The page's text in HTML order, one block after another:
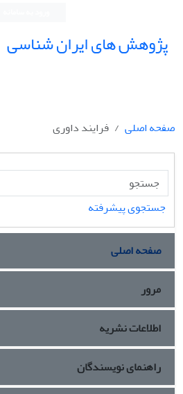
پژوهش های ایران شناسی
صفحه اصلی فرایند داوری
جستجوی پیشرفته
صفحه اصلی
مرور
اطلاعات نشریه
راهنمای نویسندگان